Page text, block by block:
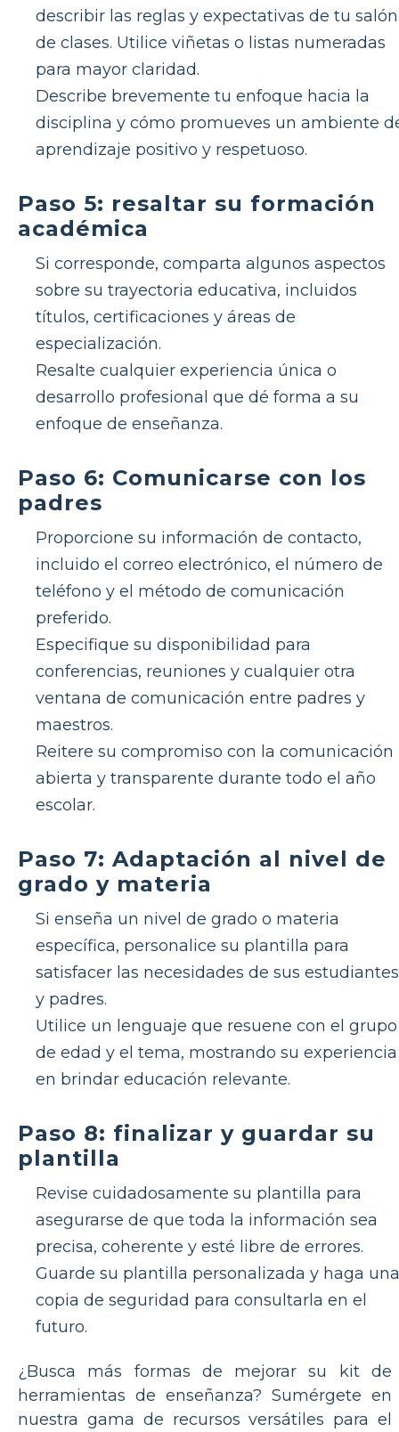
describir las reglas y expectativas de tu salón
de clases. Utilice viñetas o listas numeradas
para mayor claridad.
Describe brevemente tu enfoque hacia la
disciplina y cómo promueves un ambiente
aprendizaje positivo y respetuoso.
Paso 5: resaltar su formación
académica
Si corresponde, comparta algunos aspectos
sobre su trayectoria educativa, incluidos
títulos, certificaciones y áreas de
especialización.
Resalte cualquier experiencia única o
desarrollo profesional que dé forma a su
enfoque de enseñanza.
Paso 6: Comunicarse con los
padres
Proporcione su información de contacto,
incluido el correo electrónico, el número de
teléfono y el método de comunicación
preferido.
Especifique su disponibilidad para
conferencias, reuniones y cualquier otra
ventana de comunicación entre padres y
maestros.
Reitere su compromiso con la comunicación
abierta y transparente durante todo el año
escolar.
Paso 7: Adaptación al nivel de
grado y materia
Si enseña un nivel de grado o materia
específica, personalice su plantilla para
satisfacer las necesidades de sus estudiantes
y padres.
Utilice un lenguaje que resuene con el grupo
de edad y el tema, mostrando su experiencia
en brindar educación relevante.
Paso 8: finalizar y guardar su
plantilla
Revise cuidadosamente su plantilla para
asegurarse de que toda la información sea
precisa, coherente y esté libre de errores.
Guarde su plantilla personalizada y haga una
copia de seguridad para consultarla en el
futuro.
¿Busca más formas de mejorar su kit de
herramientas de enseñanza? Sumérgete en
nuestra gama de recursos versátiles para el